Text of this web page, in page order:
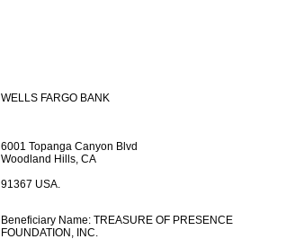
WELLS FARGO BANK
6001 Topanga Canyon Blvd
Woodland Hills, CA
91367 USA.
Beneficiary Name: TREASURE OF PRESENCE
FOUNDATION, INC.